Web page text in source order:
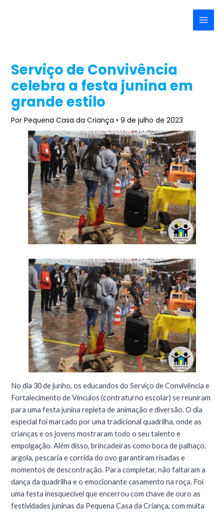
Main
Menu
Serviço de Convivência
celebra a festa junina em
grande estilo
PorPequena Casa da Criança •9 de julho de 2023
No dia 30 de junho, os educandos do Serviço de Convivência e
Fortalecimento de Vínculos (contraturno escolar) se reuniram
para uma festa junina repleta de animação e diversão. O dia
especial foi marcado por uma tradicional quadrilha, onde as
crianças e os jovens mostraram todo o seu talento e
empolgação. Além disso, brincadeiras como boca de palhaço,
argola, pescaria e corrida do ovo garantiram risadas e
momentos de descontração. Para completar, não faltaram a
dança da quadrilha e o emocionante casamento na roça. Foi
uma festa inesquecível que encerrou com chave de ouro as
festividades juninas da Pequena Casa da Criança, com muita